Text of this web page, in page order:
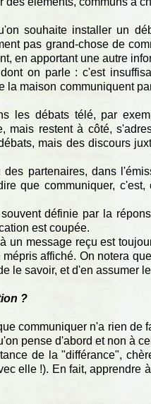
souhaite installer un
pas grand-chose de
en apportant une autre
on parle : c'est
la maison communiquent
les débats télé, par
mais restent à côté,
mais des discours
partenaires, dans
que communiquer,
définie par la
est coupée.
un message reçu est
affiché. On notera
le savoir, et d'en assumer
?
communiquer n'a rien de
pense d'abord et non à
de la "différance",
elle !). En fait, apprendre